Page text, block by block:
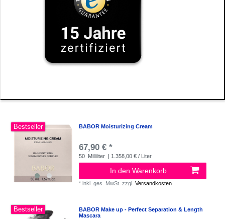
Bestseller BABOR Moisturizing Cream
67,90 € *
50 Milliliter | 1.358,00 € / Liter
In den Warenkorb
*inkl. ges. MwSt. zzgl.Versandkosten
Bestseller
BABOR Make up - Perfect Separation & Length
Mascara